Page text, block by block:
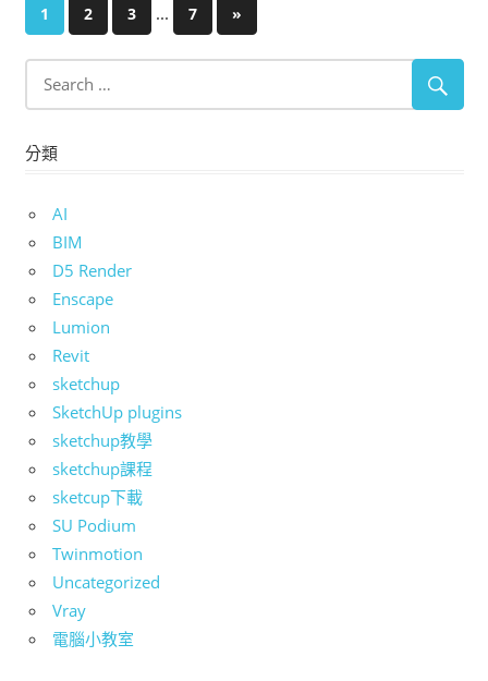
文
章
分
頁
1 2 3 ... 7
Next
Posts
»
分類
AI
BIM
D5 Render
Enscape
Lumion
Revit
sketchup
SketchUp plugins
sketchup教學
sketchup課程
sketcup下載
SU Podium
Twinmotion
Uncategorized
Vray
電腦小教室